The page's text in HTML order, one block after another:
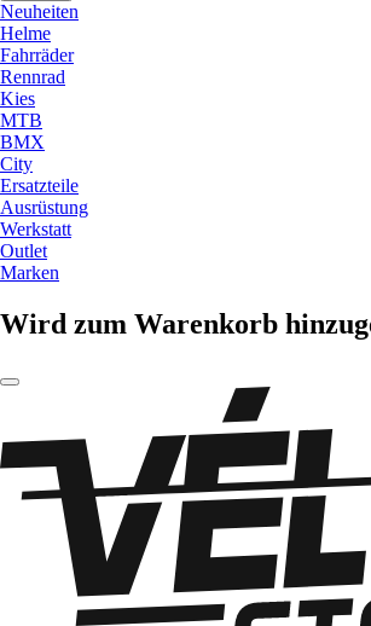
Neuheiten
Helme
Fahrräder
Rennrad
Kies
MTB
BMX
City
Ersatzteile
Ausrüstung
Werkstatt
Outlet
Marken
Wird zum Warenkorb